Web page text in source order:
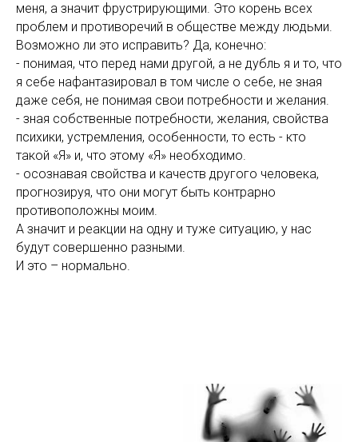
меня, а значит фрустрирующими. Это корень всех
проблем и противоречий в обществе между людьми.
Возможно ли это исправить? Да, конечно:
- понимая, что перед нами другой, а не дубль я и то, что
я себе нафантазировал в том числе о себе, не зная
даже себя, не понимая свои потребности и желания.
- зная собственные потребности, желания, свойства
психики, устремления, особенности, то есть - кто
такой «Я» и, что этому «Я» необходимо.
- осознавая свойства и качеств другого человека,
прогнозируя, что они могут быть контрарно
противоположны моим.
А значит и реакции на одну и туже ситуацию, у нас
будут совершенно разными.
И это – нормально.